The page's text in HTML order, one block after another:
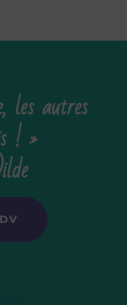
les autres
! »